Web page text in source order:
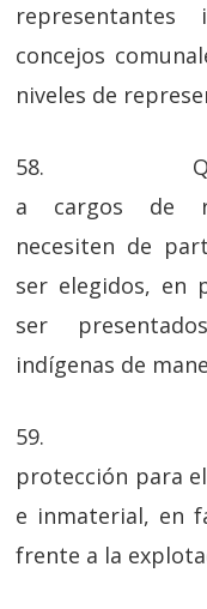
concejos
niveles de
58. Que los
a cargos de
necesiten de
ser elegidos, en
ser
indígenas de
59.
protección para
e inmaterial, en
frente a la